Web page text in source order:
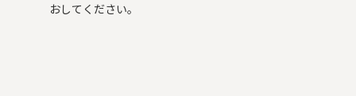
おしてください。